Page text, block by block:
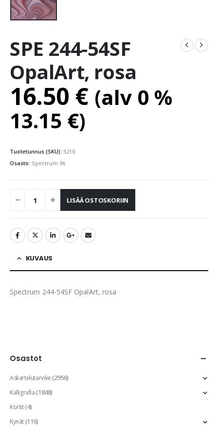
SPE 244-54SF
OpalArt, rosa
16.50 € (alv 0 %
13.15 €)
Tuotetunnus (SKU): 5210
Osasto: Spectrum 96
LISÄÄ OSTOSKORIIN
KUVAUS
Spectrum 244-54SF OpalArt, rosa
Osastot
Askartelutarvike(2956)
Kalligrafia(1848)
Kortit(4)
Kynät(116)